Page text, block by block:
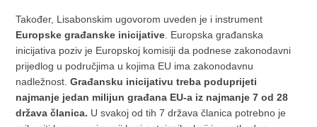
Također, Lisabonskim ugovorom uveden je i instrument
Europske građanske inicijative . Europska građanska
inicijativa poziv je Europskoj komisiji da podnese zakonodavni
prijedlog u područjima u kojima EU ima zakonodavnu
nadležnost.Građansku inicijativu treba poduprijeti
najmanje jedan milijun građana EU-a iz najmanje 7 od 28
država članica. U svakoj od tih 7 država članica potrebno je